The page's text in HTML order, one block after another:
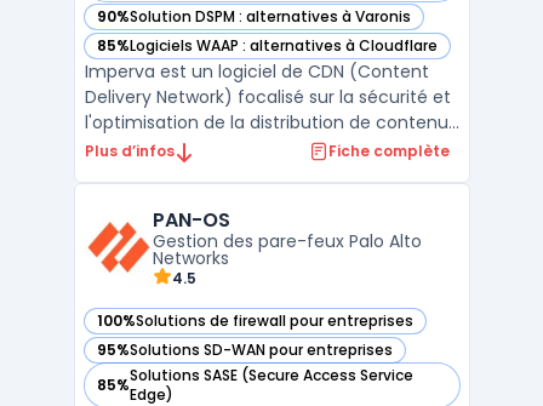
90%Solution DSPM : alternatives à Varonis
— voir Imperva dans cette catégorie
85%Logiciels WAAP : alternatives à Cloudflare
— voir Imperva dans cette catégorie
Imperva est un logiciel de CDN (Content
Delivery Network) focalisé sur la sécurité et
l'optimisation de la distribution de contenus
digitaux. Sa technologie avancée assure
activement contre diverses menaces en
ligne ...
Plus d’infos Fiche complète
PAN-OS
Gestion des pare-feux Palo Alto
Networks
4.5
100%Solutions de firewall pour entreprises
— voir PAN-OS dans cette catégorie
95%Solutions SD-WAN pour entreprises
— voir PAN-OS dans cette catégorie
85%Solutions SASE (Secure Access Service
Edge)
— voir PAN-OS dans cette catégorie